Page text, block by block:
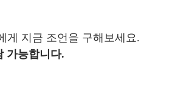
게 지금 조언을 구해보세요.
가능합니다.